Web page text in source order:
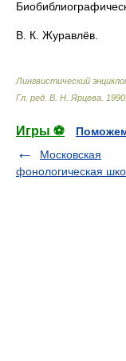
В. К. Журавлёв.
Лингвистический
Гл. ред. В. Н. Ярцева 1990
Игры ⚽
Московская
фонологическая